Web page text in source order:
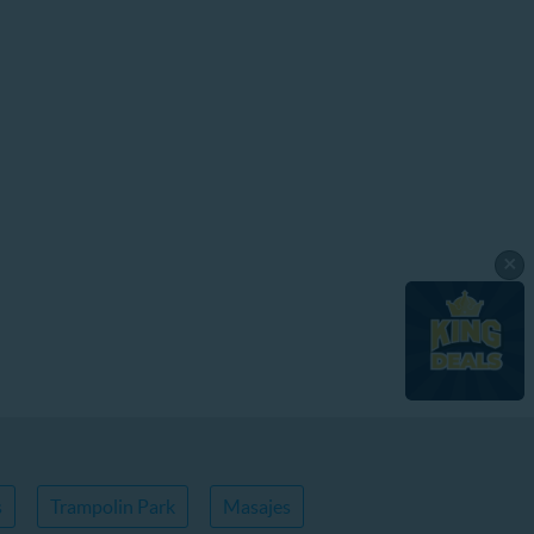
Trampolin Park Masajes